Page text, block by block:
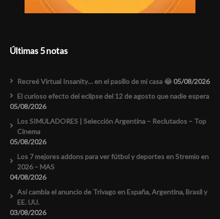
Últimas 5 notas
Recreé Virtual Insanity… en el pasillo de mi casa 😂05/08/2026
El curioso efecto del eclipse del 12 de agosto que nadie espera
05/08/2026
Los SIMULADORES | Selección Argentina – Reclutados – Top
Cinema
05/08/2026
Los 7 mejores addons para ver fútbol y deportes en Stremio en
2026 – MAS
04/08/2026
Así cambia el anuncio de Trivago en España, Argentina, Brasil y
EE. UU.
03/08/2026